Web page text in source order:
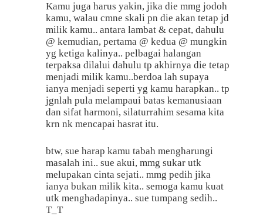
Kamu juga harus yakin, jika die mmg jodoh
kamu, walau cmne skali pn die akan tetap jd
milik kamu.. antara lambat & cepat, dahulu
@ kemudian, pertama @ kedua @ mungkin
yg ketiga kalinya.. pelbagai halangan
terpaksa dilalui dahulu tp akhirnya die tetap
menjadi milik kamu..berdoa lah supaya
ianya menjadi seperti yg kamu harapkan.. tp
jgnlah pula melampaui batas kemanusiaan
dan sifat harmoni, silaturrahim sesama kita
krn nk mencapai hasrat itu.
btw, sue harap kamu tabah mengharungi
masalah ini.. sue akui, mmg sukar utk
melupakan cinta sejati.. mmg pedih jika
ianya bukan milik kita.. semoga kamu kuat
utk menghadapinya.. sue tumpang sedih..
T_T